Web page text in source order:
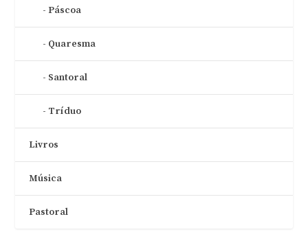
Páscoa
Quaresma
Santoral
Tríduo
Livros
Música
Pastoral